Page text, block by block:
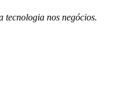
tecnologia nos negócios.